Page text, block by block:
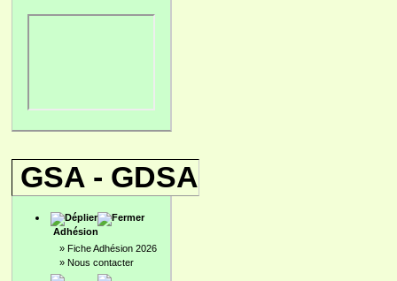
GSA - GDSA
Adhésion
» Fiche Adhésion 2026
» Nous contacter